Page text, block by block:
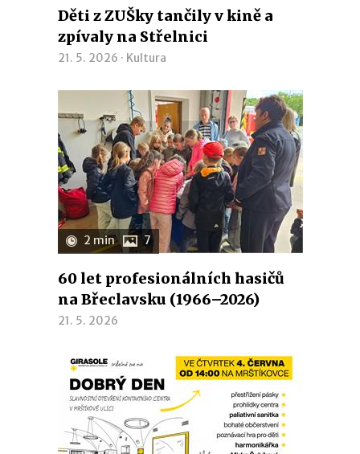
Děti z ZUŠky tančily v kině a
zpívaly na Střelnici
21. 5. 2026 · Kultura
2 min 7
60 let profesionálních hasičů
na Břeclavsku (1966–2026)
21. 5. 2026